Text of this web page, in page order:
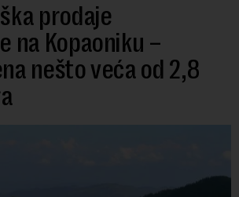
prodaje
na Kopaoniku –
nešto veća od 2,8